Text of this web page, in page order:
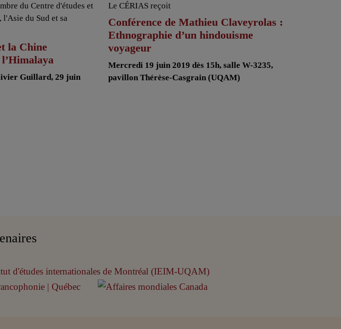
du Centre d'études et
du Sud et sa
la Chine
Guillard, 29 juin
Le CÉRIAS reçoit
Conférence de Mathieu Claveyrolas :
Ethnographie d’un hindouisme
voyageur
Mercredi 19 juin 2019 dès 15h, salle W-3235,
pavillon Thérèse-Casgrain (UQAM)